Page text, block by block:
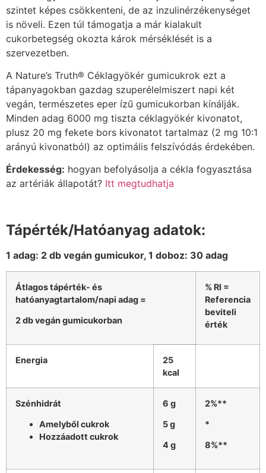
szintet képes csökkenteni, de az inzulinérzékenységet
is növeli. Ezen túl támogatja a már kialakult
cukorbetegség okozta károk mérséklését is a
szervezetben.
A Nature’s Truth® Céklagyökér gumicukrok ezt a
tápanyagokban gazdag szuperélelmiszert napi két
vegán, természetes eper ízű gumicukorban kínálják.
Minden adag 6000 mg tiszta céklagyökér kivonatot,
plusz 20 mg fekete bors kivonatot tartalmaz (2 mg 10:1
arányú kivonatból) az optimális felszívódás érdekében.
Érdekesség: hogyan befolyásolja a cékla fogyasztása
az artériák állapotát? Itt megtudhatja
Tápérték/Hatóanyag adatok:
1 adag: 2 db vegán gumicukor, 1 doboz: 30 adag
Átlagos tápérték- és
hatóanyagtartalom/napi adag =
2 db vegán gumicukorban
% RI =
Referencia
beviteli
érték
Energia
25
kcal
Szénhidrát
Amelyből cukrok
Hozzáadott cukrok
6 g
5 g
4 g
2%**
*
8%**